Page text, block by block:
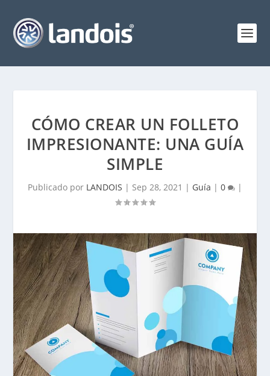
CÓMO CREAR UN FOLLETO
IMPRESIONANTE: UNA GUÍA
SIMPLE
Publicado por LANDOIS | Sep 28, 2021 | Guía | 0 |